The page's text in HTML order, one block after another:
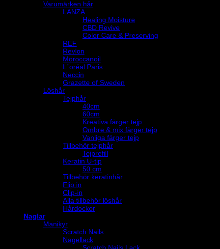
Varumärken hår
LANZA
Healing Moisture
CBD Revive
Color Care & Preserving
REF
Revlon
Moroccanoil
L´oréal Paris
Neccin
Grazette of Sweden
Löshår
Tejphår
40cm
60cm
Kreativa färger tejp
Ombre & mix färger tejp
Vanliga färger tejp
Tillbehör tejphår
Tejprefill
Keratin U-tip
50 cm
Tillbehör keratinhår
Flip in
Clip-in
Alla tillbehör löshår
Hårdockor
Naglar
Manikyr
Scratch Nails
Nagellack